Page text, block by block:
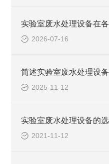
2026-07-16
简述实验室废水处理设备
2025-11-12
2021-11-12